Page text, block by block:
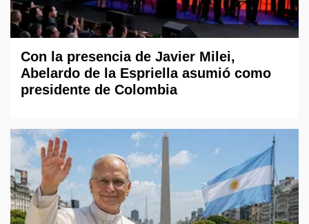
Con la presencia de Javier Milei,
Abelardo de la Espriella asumió como
presidente de Colombia